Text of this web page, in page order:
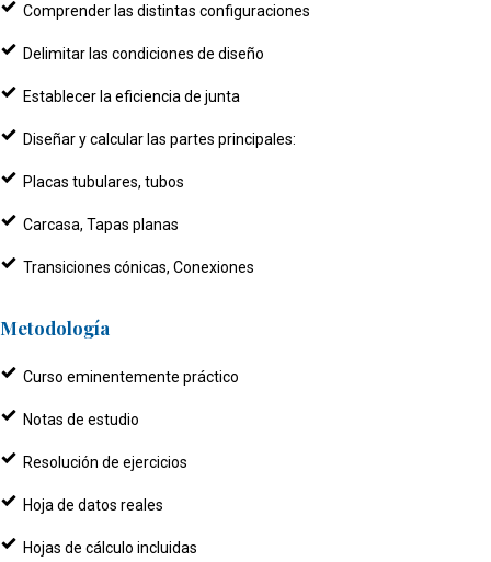
Comprender las distintas configuraciones
Delimitar las condiciones de diseño
Establecer la eficiencia de junta
Diseñar y calcular las partes principales:
Placas tubulares, tubos
Carcasa, Tapas planas
Transiciones cónicas, Conexiones
Metodología
Curso eminentemente práctico
Notas de estudio
Resolución de ejercicios
Hoja de datos reales
Hojas de cálculo incluidas